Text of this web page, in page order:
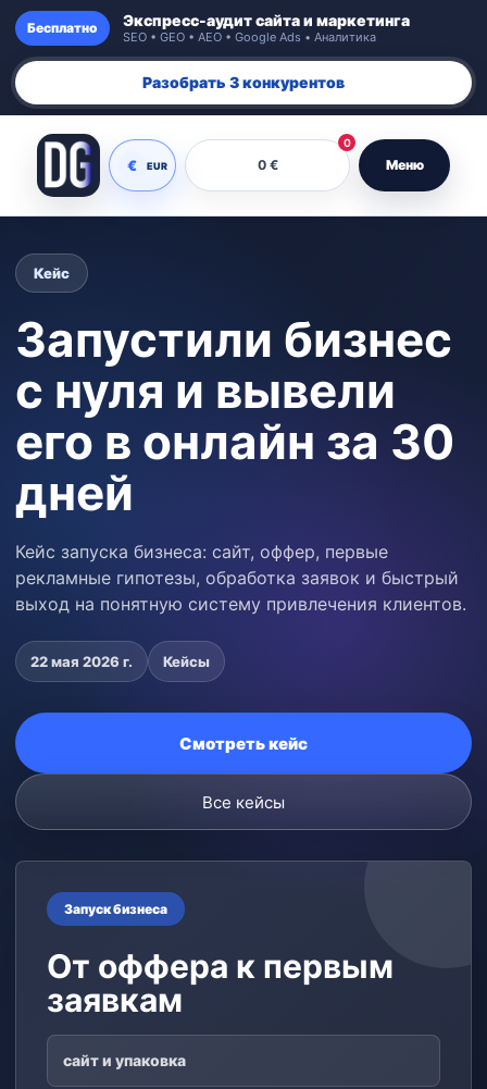
Бесплатно Экспресс-аудит сайта и маркетинга
SEO • GEO • AEO • Google Ads • Аналитика
Разобрать 3 конкурентов
Меню
€ EUR 0 €
0
Кейс
Запустили бизнес
с нуля и вывели
его в онлайн за 30
дней
Кейс запуска бизнеса: сайт, оффер, первые
рекламные гипотезы, обработка заявок и быстрый
выход на понятную систему привлечения клиентов.
22 мая 2026 г. Кейсы
Смотреть кейс
Все кейсы
Запуск бизнеса
От оффера к первым
заявкам
сайт и упаковка